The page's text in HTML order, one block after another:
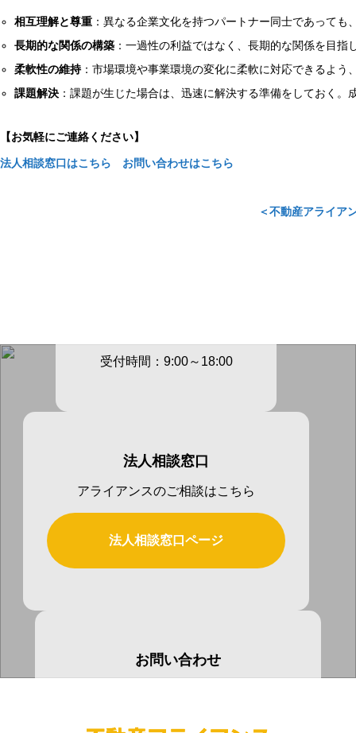
相互理解と尊重 ：異なる企業文化を持つパートナー同士であっても
長期的な関係の構築 ：一過性の利益ではなく、長期的な関係を目
柔軟性の維持：市場環境や事業環境の変化に柔軟に対応できるよ
課題解決 ：課題が生じた場合は、迅速に解決する準備をしておく
【お気軽にご連絡ください】
法人相談窓口はこちら お問い合わせはこちら
＜不動産アライア
受付時間：9:00～18:00
法人相談窓口
アライアンスのご相談はこちら
法人相談窓口ページ
お問い合わせ